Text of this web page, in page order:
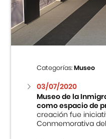
Categorías:Museo
03/07/2020
Museo de la
como espacio de
creación fue
Conmemorativa del